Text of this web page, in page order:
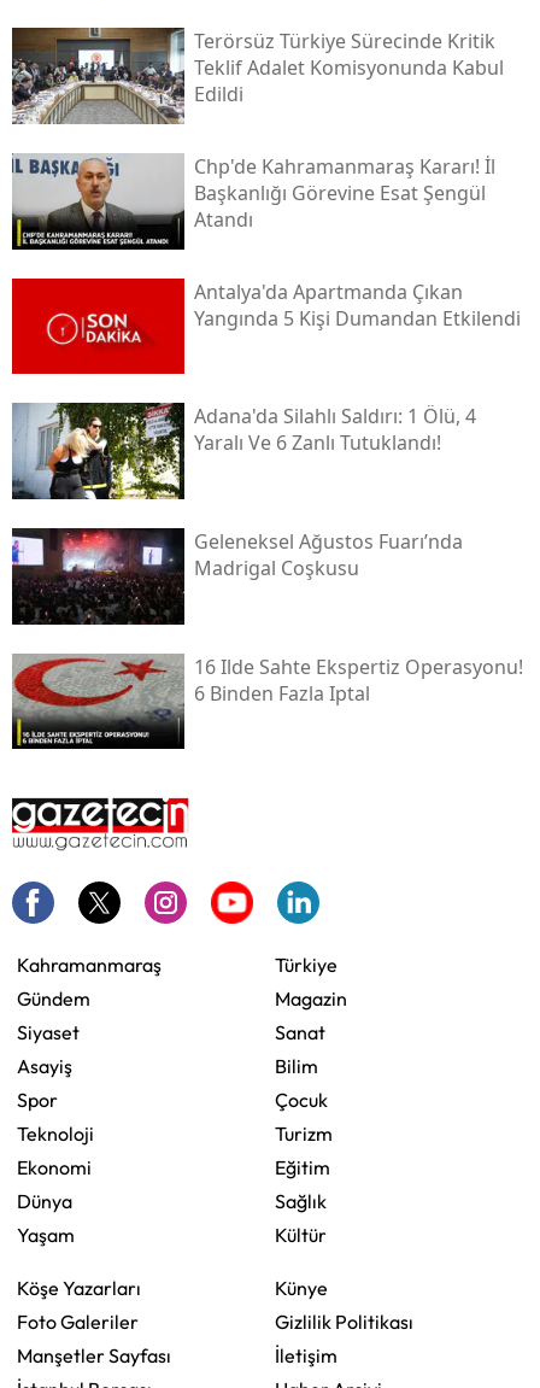
Terörsüz Türkiye Sürecinde Kritik
Teklif Adalet Komisyonunda Kabul
Edildi
Chp'de Kahramanmaraş Kararı! İl
Başkanlığı Görevine Esat Şengül
Atandı
Antalya'da Apartmanda Çıkan
Yangında 5 Kişi Dumandan Etkilendi
Adana'da Silahlı Saldırı: 1 Ölü, 4
Yaralı Ve 6 Zanlı Tutuklandı!
Geleneksel Ağustos Fuarı’nda
Madrigal Coşkusu
16 Ilde Sahte Ekspertiz Operasyonu!
6 Binden Fazla Iptal
Kahramanmaraş
Gündem
Siyaset
Asayiş
Spor
Teknoloji
Ekonomi
Dünya
Yaşam
Türkiye
Magazin
Sanat
Bilim
Çocuk
Turizm
Eğitim
Sağlık
Kültür
Köşe Yazarları
Foto Galeriler
Manşetler Sayfası
Künye
Gizlilik Politikası
İletişim